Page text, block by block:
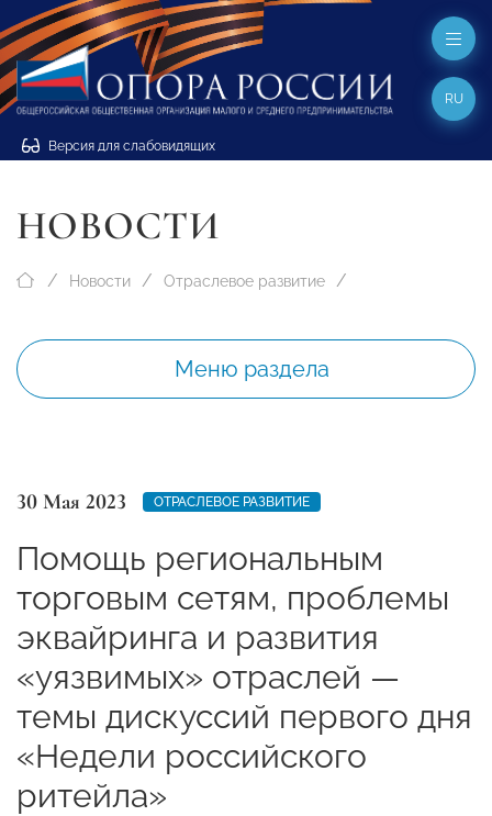
Версия для слабовидящих
RU
НОВОСТИ
Новости Отраслевое развитие
Меню раздела
30 Мая 2023 ОТРАСЛЕВОЕ РАЗВИТИЕ
Помощь региональным
торговым сетям, проблемы
эквайринга и развития
«уязвимых» отраслей —
темы дискуссий первого дня
«Недели российского
ритейла»